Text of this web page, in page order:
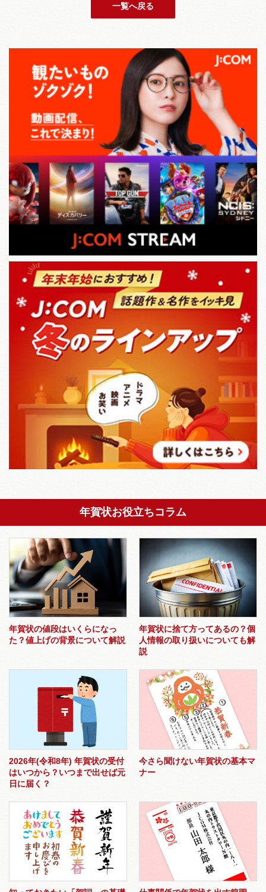
一覧へ戻る
年賀状お役立ちコラム
年賀状の値段はいくらになっ
た？値上げの背景について解説
年賀状に捨て方ってあるの？個
人情報の取り扱いについても解
説
2026年(令和8年) 年賀状の受付
はいつから？いつまで出せば元
日に届く？
今さら聞けない年賀状の基本マ
ナー